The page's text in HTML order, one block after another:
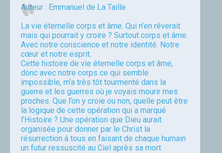
Auteur : Emmanuel de La Taille
La vie éternelle corps et âme. Qui n’en rêverait
mais qui pourrait y croire ? Surtout corps et âme.
Avec notre conscience et notre identité. Notre
cœur et notre esprit.
Cette histoire de vie éternelle corps et âme,
donc avec notre corps ce qui semble
impossible, m’a très tôt tourmenté dans la
guerre et les guerres où je voyais mourir mes
proches. Que l’on y croie ou non, quelle peut être
la logique de cette opération qui a marqué
l’Histoire ? Une opération que Dieu aurait
organisée pour donner par le Christ la
résurrection à tous en faisant de chaque humain
un futur ressuscité au Ciel après sa mort.